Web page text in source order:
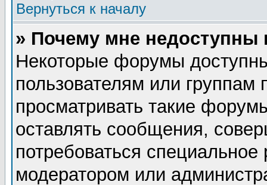
Вернуться к началу
» Почему мне
Некоторые форумы
пользователям или группам
просматривать такие
оставлять сообщения,
потребоваться
модератором или